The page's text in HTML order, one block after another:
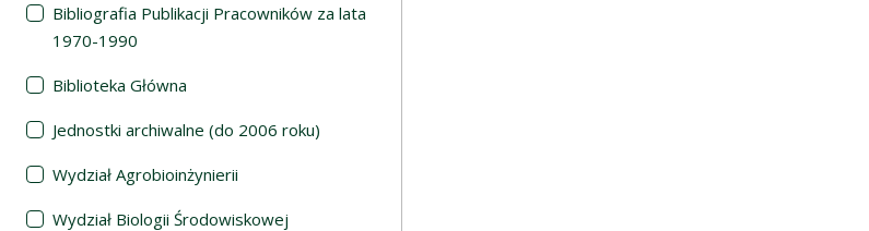
Bibliografia Publikacji Pracowników za lata
1970-1990
Biblioteka Główna
Jednostki archiwalne (do 2006 roku)
Wydział Agrobioinżynierii
Wydział Biologii Środowiskowej